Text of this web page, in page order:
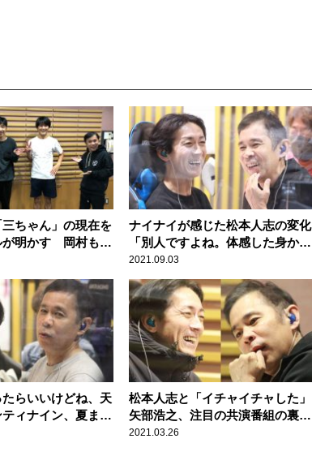
ちゃん」の現在を
が明かす 岡村も今
ナイナイが感じた松本人志の変化
「別人ですよね。体感した身から
すると」
2021.09.03
たらいいけどね、天
ィナイン、夏まゆ
松本人志と「イチャイチャした」
矢部浩之、注目の共演番組の裏側
を語る
2021.03.26